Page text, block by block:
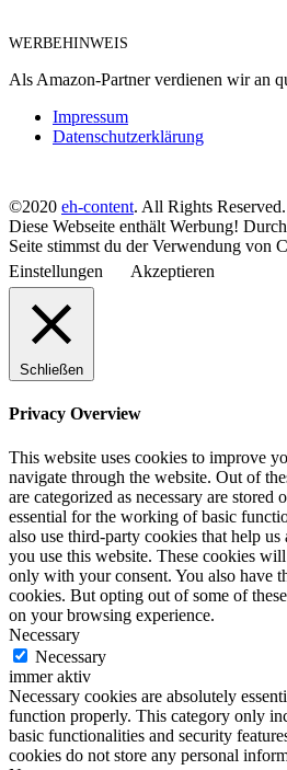
WERBEHINWEIS
Als Amazon-Partner verdienen wir an
Impressum
Datenschutzerklärung
©2020 eh-content. All Rights Reserved.
Diese Webseite enthält Werbung!
Seite stimmst du der Verwendung von
Einstellungen
Akzeptieren
Schließen
Privacy Overview
This website uses cookies to improve
navigate through the website. Out of
are categorized as necessary are stored
essential for the working of basic
also use third-party cookies that help
you use this website. These cookies
only with your consent. You also have
cookies. But opting out of some of
on your browsing experience.
Necessary
Necessary
immer aktiv
Necessary cookies are absolutely
function properly. This category only
basic functionalities and security
cookies do not store any personal